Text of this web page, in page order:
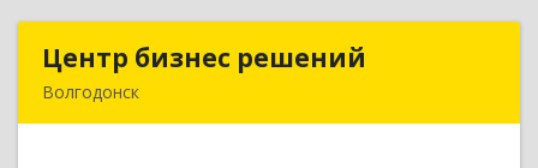
Центр бизнес решений
Волгодонск
Центр бизнес решений